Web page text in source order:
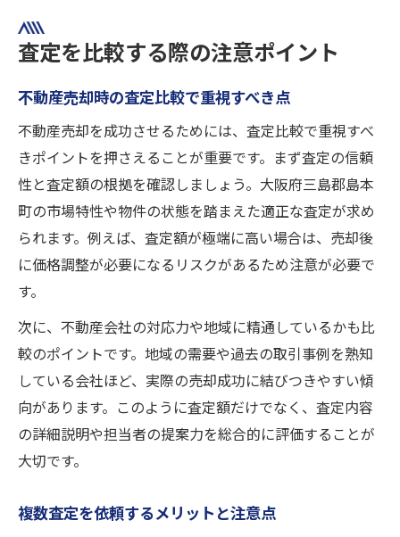
査定を比較する際の注意ポイント
不動産売却時の査定比較で重視すべき点
不動産売却を成功させるためには、査定比較で重視すべ
きポイントを押さえることが重要です。まず査定の信頼
性と査定額の根拠を確認しましょう。大阪府三島郡島本
町の市場特性や物件の状態を踏まえた適正な査定が求め
られます。例えば、査定額が極端に高い場合は、売却後
に価格調整が必要になるリスクがあるため注意が必要で
す。
次に、不動産会社の対応力や地域に精通しているかも比
較のポイントです。地域の需要や過去の取引事例を熟知
している会社ほど、実際の売却成功に結びつきやすい傾
向があります。このように査定額だけでなく、査定内容
の詳細説明や担当者の提案力を総合的に評価することが
大切です。
複数査定を依頼するメリットと注意点